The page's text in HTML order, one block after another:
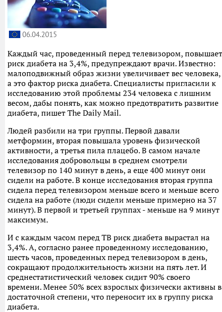
06.04.2015
Каждый час, проведенный перед телевизором, повышает
риск диабета на 3,4%, предупреждают врачи. Известно:
малоподвижный образ жизни увеличивает вес человека,
а это фактор риска диабета. Специалисты пригласили к
исследованию этой проблемы 234 человека с лишним
весом, дабы понять, как можно предотвратить развитие
диабета, пишет The Daily Mail.
Людей разбили на три группы. Первой давали
метформин, вторая повышала уровень физической
активности, а третья пила плацебо. В самом начале
исследования добровольцы в среднем смотрели
телевизор по 140 минут в день, а еще 400 минут они
сидели на работе. В конце исследования вторая группа
сидела перед телевизором меньше всего и меньше всего
сидела на работе (люди сидели меньше примерно на 37
минут). В первой и третьей группах - меньше на 9 минут
максимум.
И с каждым часом перед ТВ риск диабета вырастал на
3,4%. А, согласно ранее проведенному исследованию,
шесть часов, проведенных перед телевизором в день,
сокращают продолжительность жизни на пять лет. И
среднестатистический человек сидит 90% своего
времени. Менее 50% всех взрослых физически активны в
достаточной степени, что переносит их в группу риска
диабета.